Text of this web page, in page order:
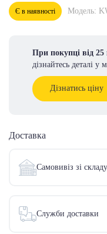
Модель:
Є в наявності
Дізнатись ціну
При покупці від 25
дізнайтесь деталі у
Доставка
Самовивіз зі складу
Служби доставки